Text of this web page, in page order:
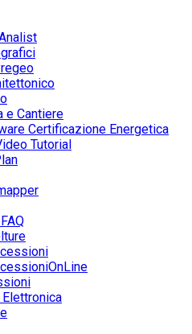
e Cantiere
Certificazione Energetica
Tutorial
Elettronica